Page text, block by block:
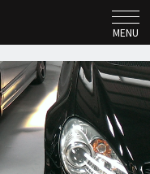
MENU